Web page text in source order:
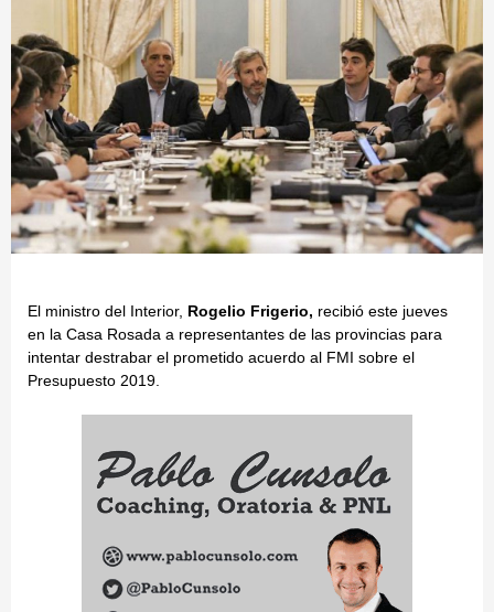
El ministro del Interior, Rogelio Frigerio, recibió este jueves
en la Casa Rosada a representantes de las provincias para
intentar destrabar el prometido acuerdo al FMI sobre el
Presupuesto 2019